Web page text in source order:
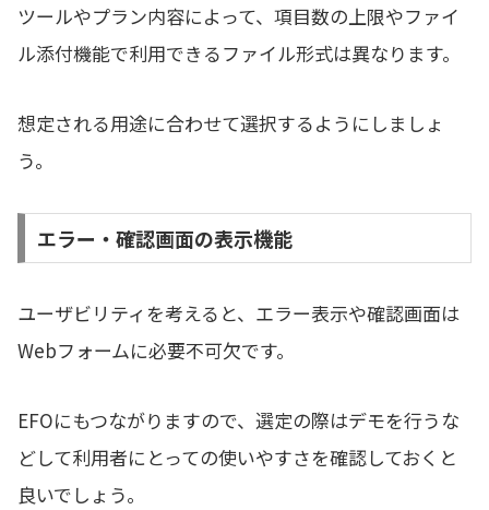
ツールやプラン内容によって、項目数の上限やファイ
ル添付機能で利用できるファイル形式は異なります。
想定される用途に合わせて選択するようにしましょ
う。
エラー・確認画面の表示機能
ユーザビリティを考えると、エラー表示や確認画面は
Webフォームに必要不可欠です。
EFOにもつながりますので、選定の際はデモを行うな
どして利用者にとっての使いやすさを確認しておくと
良いでしょう。